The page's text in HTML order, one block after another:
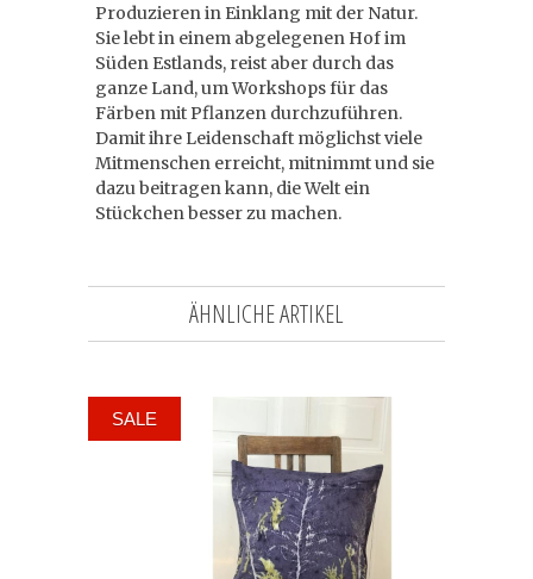
Produzieren in Einklang mit der Natur.
Sie lebt in einem abgelegenen Hof im
Süden Estlands, reist aber durch das
ganze Land, um Workshops für das
Färben mit Pflanzen durchzuführen.
Damit ihre Leidenschaft möglichst viele
Mitmenschen erreicht, mitnimmt und sie
dazu beitragen kann, die Welt ein
Stückchen besser zu machen.
ÄHNLICHE ARTIKEL
SALE